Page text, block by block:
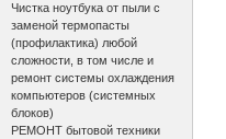
Чистка ноутбука от пыли с
заменой термопасты
(профилактика) любой
сложности, в том числе и
ремонт системы охлаждения
компьютеров (системных
блоков)
РЕМОНТ бытовой техники